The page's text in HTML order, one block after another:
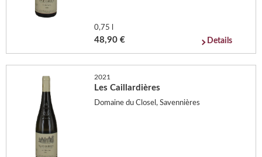
0,75 l
48,90 € Details
2021
Les Caillardières
Domaine du Closel, Savennières